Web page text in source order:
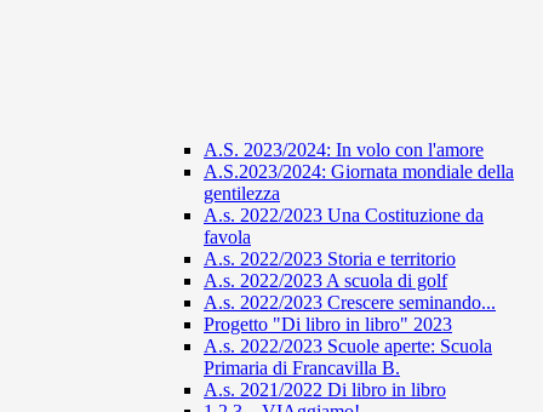
A.S. 2023/2024: In volo con l'amore
A.S.2023/2024: Giornata mondiale della
gentilezza
A.s. 2022/2023 Una Costituzione da
favola
A.s. 2022/2023 Storia e territorio
A.s. 2022/2023 A scuola di golf
A.s. 2022/2023 Crescere seminando...
Progetto "Di libro in libro" 2023
A.s. 2022/2023 Scuole aperte: Scuola
Primaria di Francavilla B.
A.s. 2021/2022 Di libro in libro